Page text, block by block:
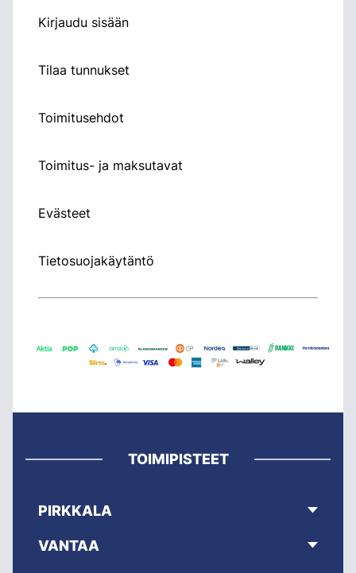
Kirjaudu sisään
Tilaa tunnukset
Toimitusehdot
Toimitus- ja maksutavat
Evästeet
Tietosuojakäytäntö
TOIMIPISTEET
PIRKKALA
VANTAA